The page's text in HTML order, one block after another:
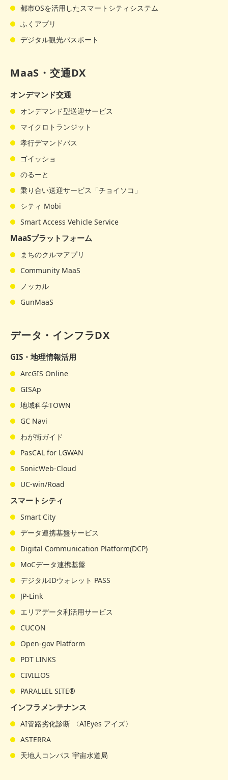
都市OSを活用したスマートシティシステム
ふくアプリ
デジタル観光パスポート
MaaS・交通DX
オンデマンド交通
オンデマンド型送迎サービス
マイクロトランジット
孝行デマンドバス
ゴイッショ
のるーと
乗り合い送迎サービス「チョイソコ」
シティ Mobi
Smart Access Vehicle Service
MaaSプラットフォーム
まちのクルマアプリ
Community MaaS
ノッカル
GunMaaS
データ・インフラDX
GIS・地理情報活用
ArcGIS Online
GISAp
地域科学TOWN
GC Navi
わが街ガイド
PasCAL for LGWAN
SonicWeb-Cloud
UC-win/Road
スマートシティ
Smart City
データ連携基盤サービス
Digital Communication Platform(DCP)
MoCデータ連携基盤
デジタルIDウォレット PASS
JP-Link
エリアデータ利活用サービス
CUCON
Open-gov Platform
PDT LINKS
CIVILIOS
PARALLEL SITE®
インフラメンテナンス
AI管路劣化診断 〈AIEyes アイズ〉
ASTERRA
天地人コンパス 宇宙水道局